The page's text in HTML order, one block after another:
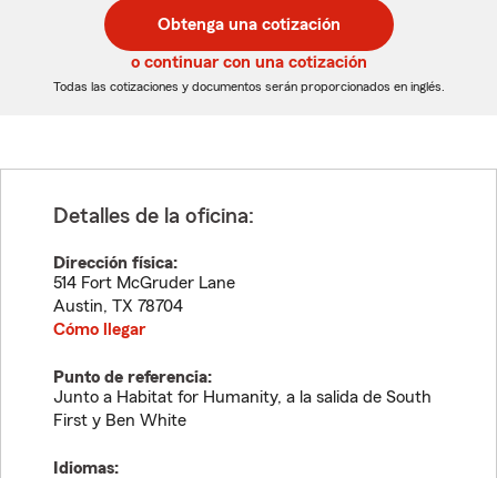
de
5
dígitos
de
5
dígitos
Obtenga una cotización
o continuar con una cotización
Todas las cotizaciones y documentos serán proporcionados en inglés.
Detalles de la oficina:
Dirección física:
514 Fort McGruder Lane
Austin, TX 78704
Cómo llegar
Punto de referencia:
Junto a Habitat for Humanity, a la salida de South
First y Ben White
Idiomas: